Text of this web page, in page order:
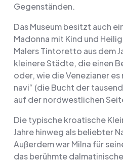
Gegenständen.
Das Museum besitzt auch
Madonna mit Kind und
Malers Tintoretto aus dem
kleinere Städte, die einen
oder, wie die Venezianer es
navi“ (die Bucht der
auf der nordwestlichen
Die typische kroatische
Jahre hinweg als beliebter
Außerdem war Milna für
das berühmte